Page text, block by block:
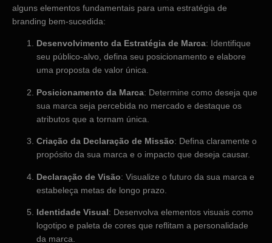
alguns elementos fundamentais para uma estratégia de
branding bem-sucedida:
Desenvolvimento da Estratégia de Marca: Identifique
seu público-alvo, defina seu posicionamento e elabore
uma proposta de valor única.
Posicionamento da Marca: Determine como deseja que
sua marca seja percebida no mercado e destaque os
atributos que a tornam única.
Criação da Declaração de Missão: Defina claramente o
propósito da sua marca e o impacto que deseja causar.
Declaração de Visão: Visualize o futuro da sua marca e
estabeleça metas de longo prazo.
Identidade Visual: Desenvolva elementos visuais como
logotipo e paleta de cores que reflitam a personalidade
da marca.